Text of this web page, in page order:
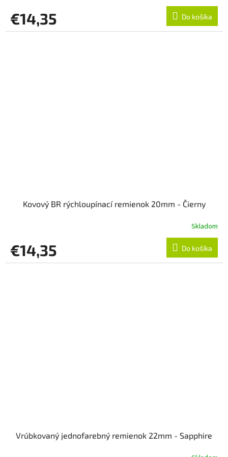
€14,35 Do košíka
Kovový BR rýchloupínací remienok 20mm - Čierny
Skladom
€14,35 Do košíka
Vrúbkovaný jednofarebný remienok 22mm - Sapphire